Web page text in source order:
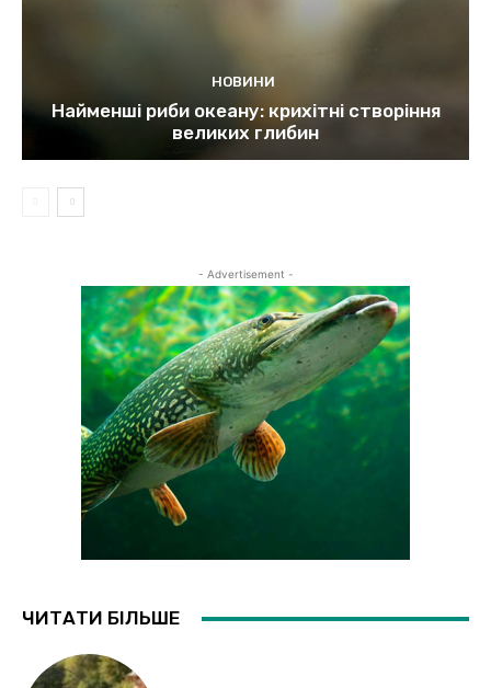
НОВИНИ
Найменші риби океану: крихітні створіння
великих глибин
- Advertisement -
ЧИТАТИ БІЛЬШЕ